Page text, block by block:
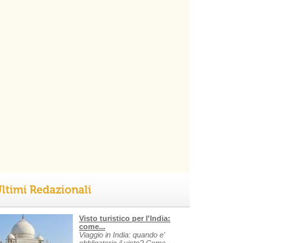
Redazionali
Visto turistico per l'India:
come...
Viaggio in India: quando e'